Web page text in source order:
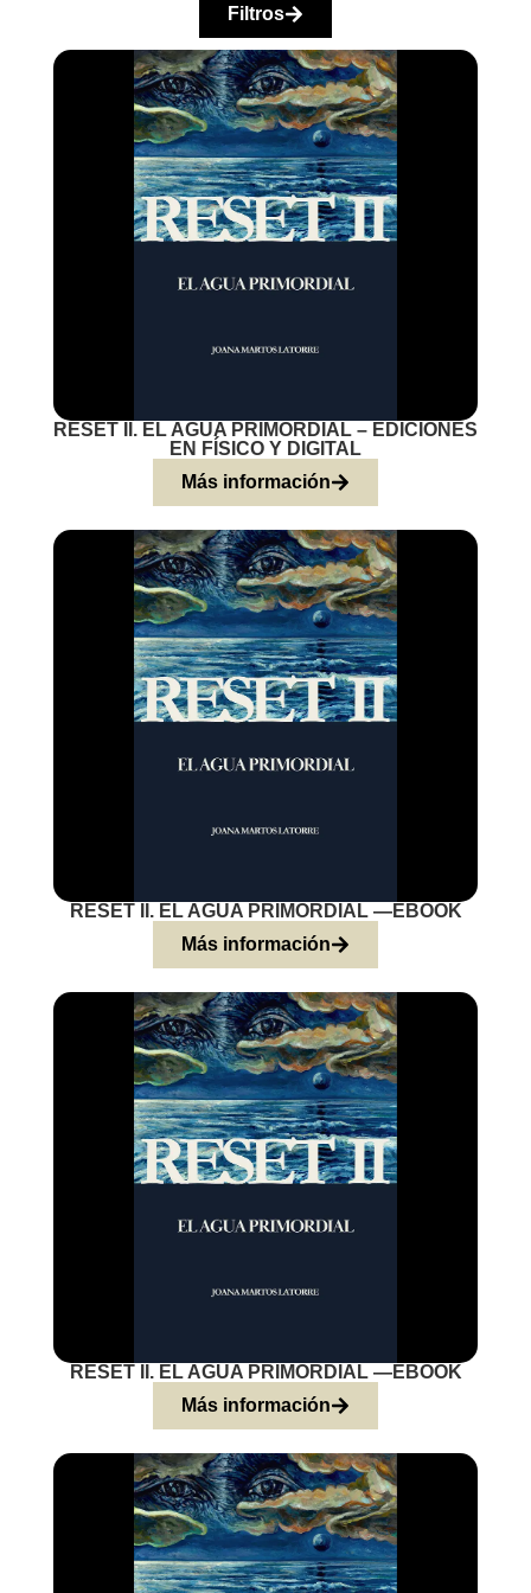
Filtros
RESET II. EL AGUA PRIMORDIAL – EDICIONES
EN FÍSICO Y DIGITAL
Más información
RESET II. EL AGUA PRIMORDIAL —EBOOK
Más información
RESET II. EL AGUA PRIMORDIAL —EBOOK
Más información